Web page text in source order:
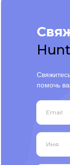
Email
Имя
помочь